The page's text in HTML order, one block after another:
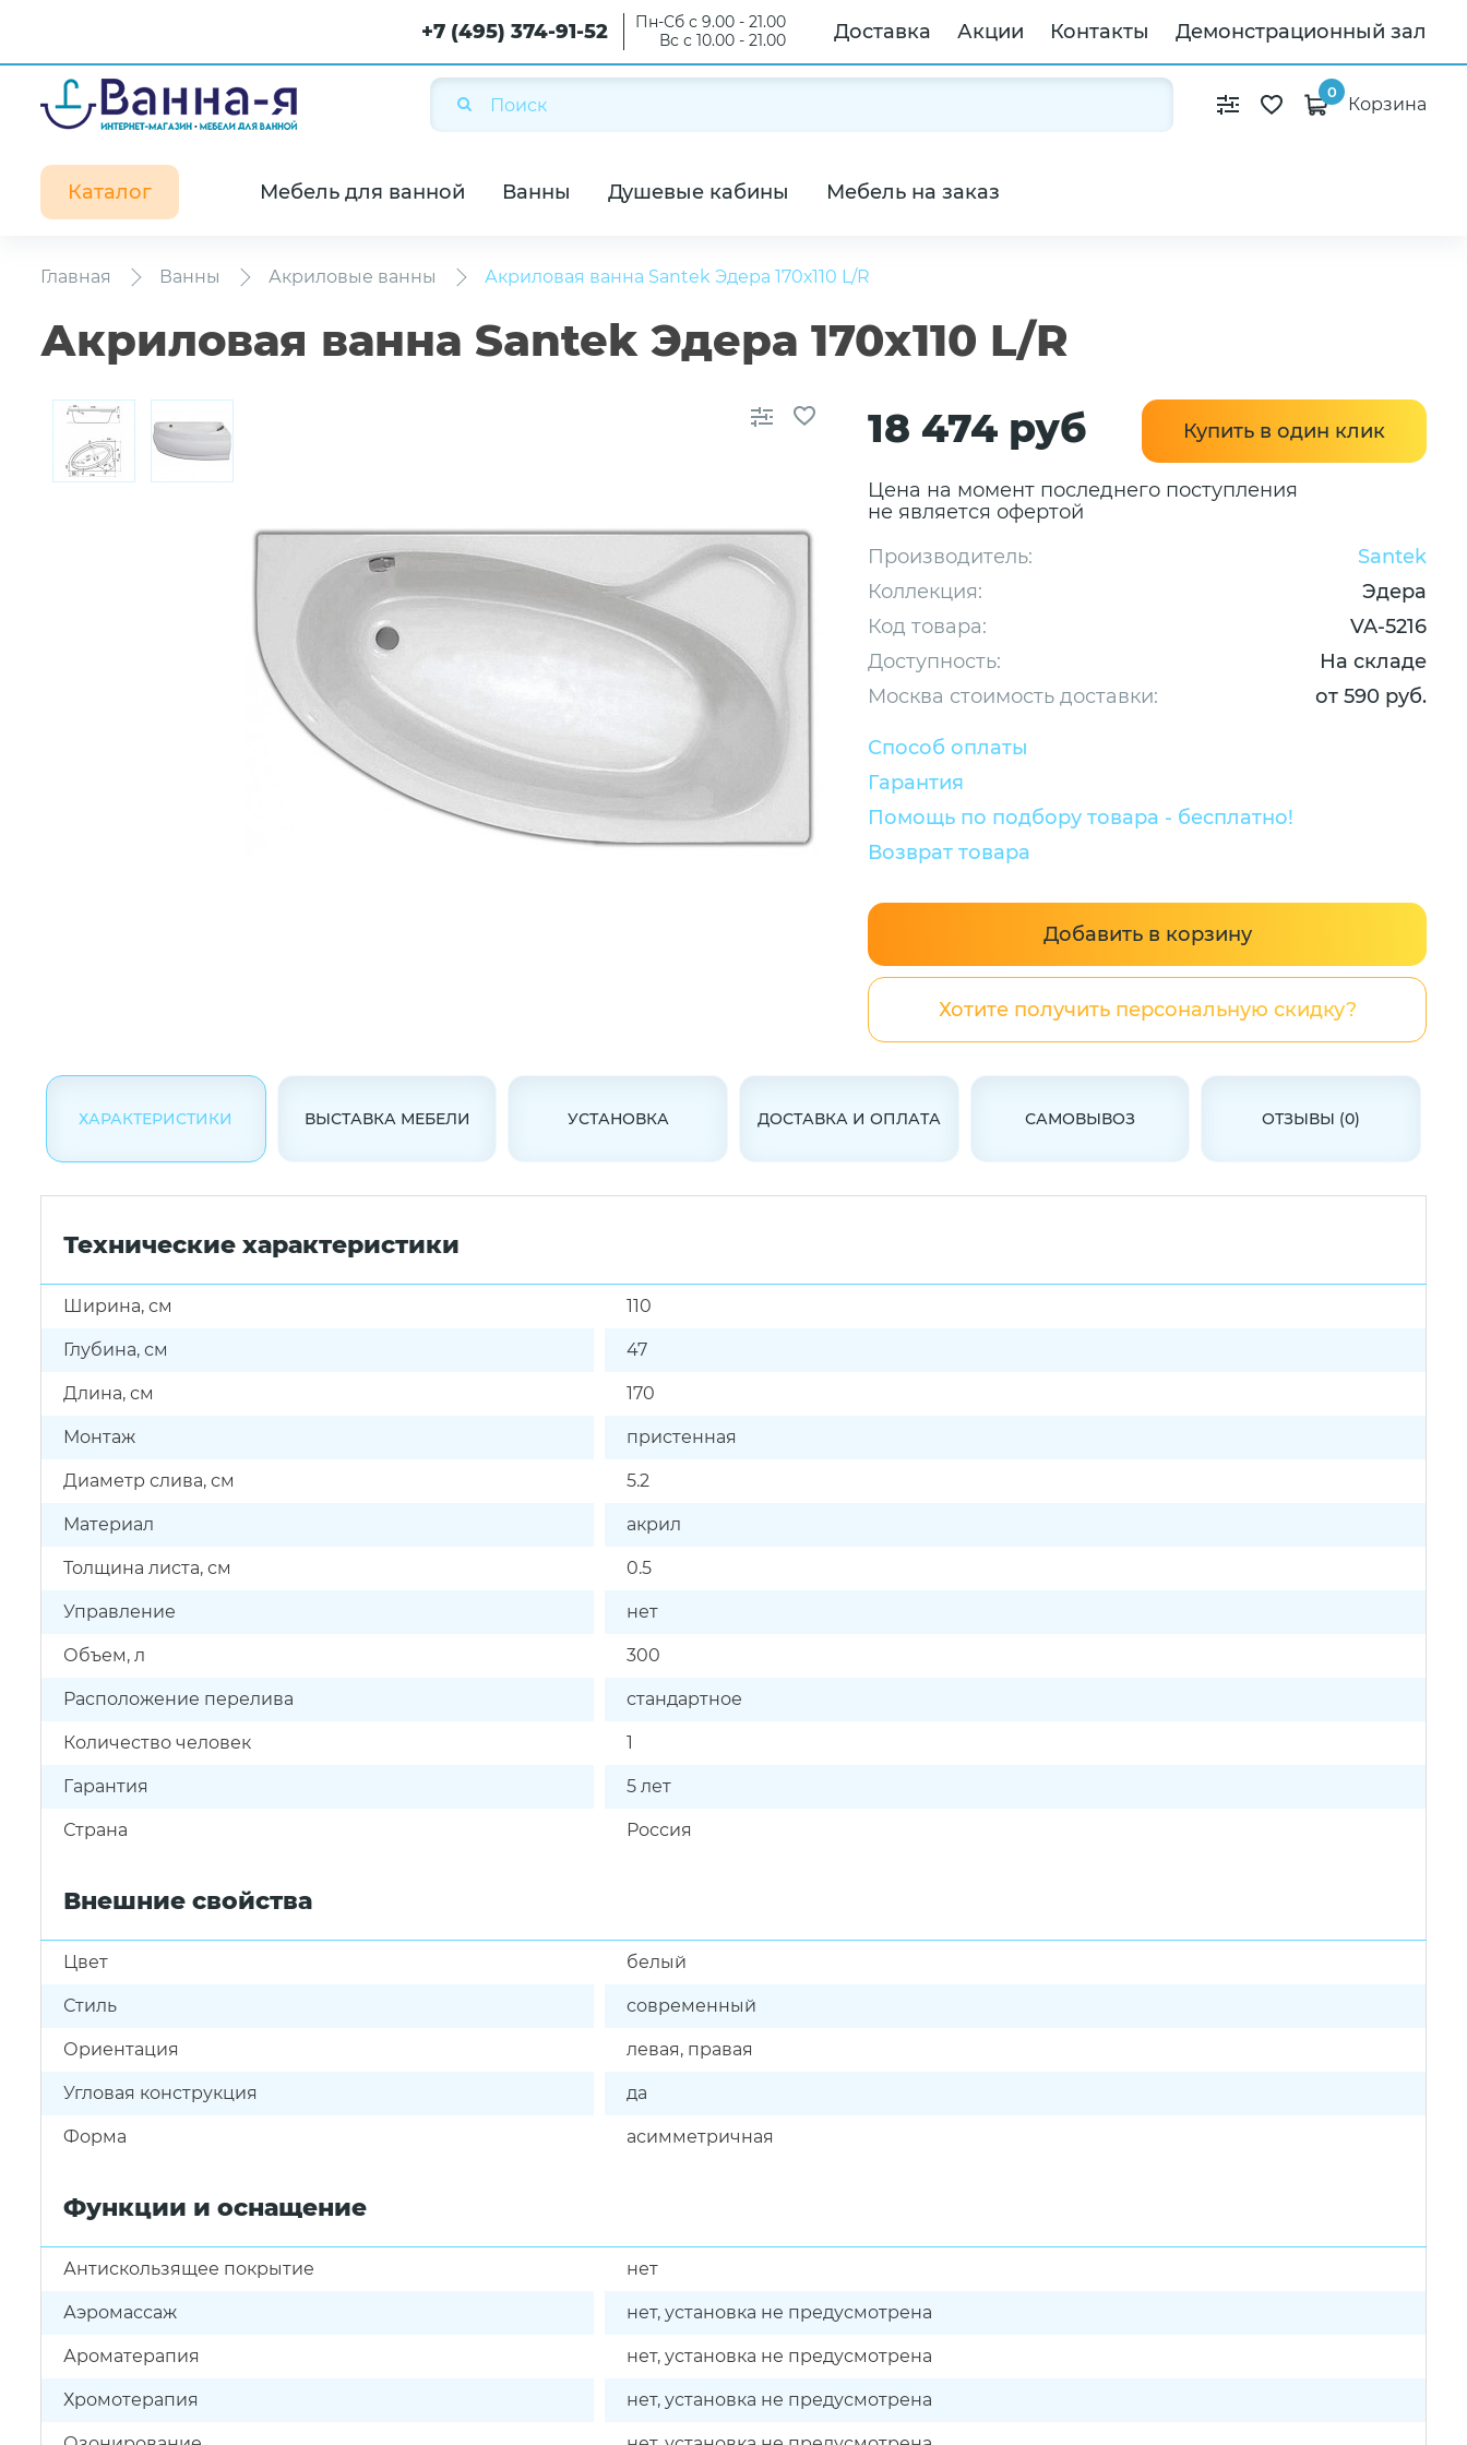
+7 (495) 374-91-52
Пн-Сб с 9.00 - 21.00
Вс с 10.00 - 21.00
Доставка Акции Контакты Демонстрационный зал
0
Корзина
Каталог Мебель для ванной Ванны Душевые кабины Мебель на заказ
Главная Ванны Акриловые ванны Акриловая ванна Santek Эдера 170х110 L/R
Акриловая ванна Santek Эдера 170х110 L/R
18 474 руб Купить в один клик
Цена на момент последнего поступления
не является офертой
Производитель:
Santek
Коллекция:
Эдера
Код товара:
VA-5216
Доступность:
На складе
Москва стоимость доставки:
от 590 руб.
Способ оплаты
Гарантия
Помощь по подбору товара - бесплатно!
Возврат товара
Добавить в корзину
Хотите получить персональную скидку?
ХАРАКТЕРИСТИКИ ВЫСТАВКА МЕБЕЛИ УСТАНОВКА ДОСТАВКА И ОПЛАТА САМОВЫВОЗ ОТЗЫВЫ (0)
Технические характеристики
Ширина, см 110
Глубина, см 47
Длина, см 170
Монтаж пристенная
Диаметр слива, см 5.2
Материал акрил
Толщина листа, см 0.5
Управление нет
Объем, л 300
Расположение перелива стандартное
Количество человек 1
Гарантия 5 лет
Страна Россия
Внешние свойства
Цвет белый
Стиль современный
Ориентация левая, правая
Угловая конструкция да
Форма асимметричная
Функции и оснащение
Антискользящее покрытие нет
Аэромассаж нет, установка не предусмотрена
Ароматерапия нет, установка не предусмотрена
Хромотерапия нет, установка не предусмотрена